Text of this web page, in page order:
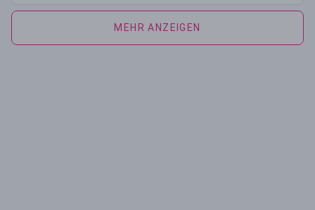
MEHR ANZEIGEN